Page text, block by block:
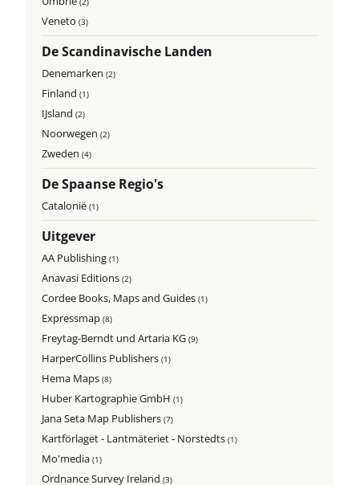
Veneto(3)
De Scandinavische Landen
Denemarken(2)
Finland(1)
IJsland(2)
Noorwegen(2)
Zweden(4)
De Spaanse Regio's
Catalonië(1)
Uitgever
AA Publishing(1)
Anavasi Editions(2)
Cordee Books, Maps and Guides(1)
Expressmap(8)
Freytag-Berndt und Artaria KG(9)
HarperCollins Publishers(1)
Hema Maps(8)
Huber Kartographie GmbH(1)
Jana Seta Map Publishers(7)
Kartförlaget - Lantmäteriet - Norstedts(1)
Mo'media(1)
Ordnance Survey Ireland(3)